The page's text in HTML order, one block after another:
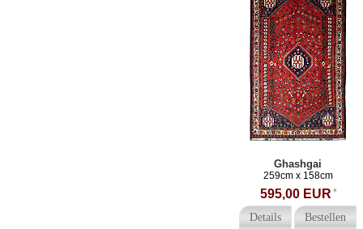
Ghashgai
259cm x 158cm
595,00 EUR *
Details Bestellen